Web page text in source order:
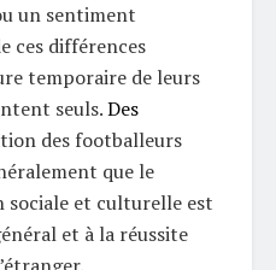
un sentiment
ces différences
temporaire de leurs
seuls.Des
des footballeurs
que le
sociale et culturelle est
et à la réussite